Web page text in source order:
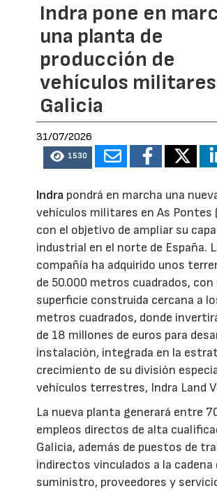
Indra pone en
una planta de
producción de
vehículos
Galicia
31/07/2026
1530
Indra pondrá en marcha una
vehículos militares en As Pontes
con el objetivo de ampliar su
industrial en el norte de España.
compañía ha adquirido unos
de 50.000 metros cuadrados, con
superficie construida cercana a
metros cuadrados, donde
de 18 millones de euros para
instalación, integrada en la
crecimiento de su división
vehículos terrestres, Indra Land
La nueva planta generará entre
empleos directos de alta
Galicia, además de puestos de
indirectos vinculados a la cadena
suministro, proveedores y